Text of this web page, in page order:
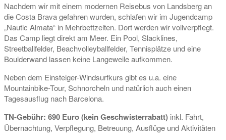
Nachdem wir mit einem modernen Reisebus von Landsberg an
die Costa Brava gefahren wurden, schlafen wir im Jugendcamp
„Nautic Almata“ in Mehrbettzelten. Dort werden wir vollverpflegt.
Das Camp liegt direkt am Meer. Ein Pool, Slacklines,
Streetballfelder, Beachvolleyballfelder, Tennisplätze und eine
Boulderwand lassen keine Langeweile aufkommen.
Neben dem Einsteiger-Windsurfkurs gibt es u.a. eine
Mountainbike-Tour, Schnorcheln und natürlich auch einen
Tagesausflug nach Barcelona.
TN-Gebühr: 690 Euro (kein Geschwisterrabatt) inkl. Fahrt,
Übernachtung, Verpflegung, Betreuung, Ausflüge und Aktivitäten